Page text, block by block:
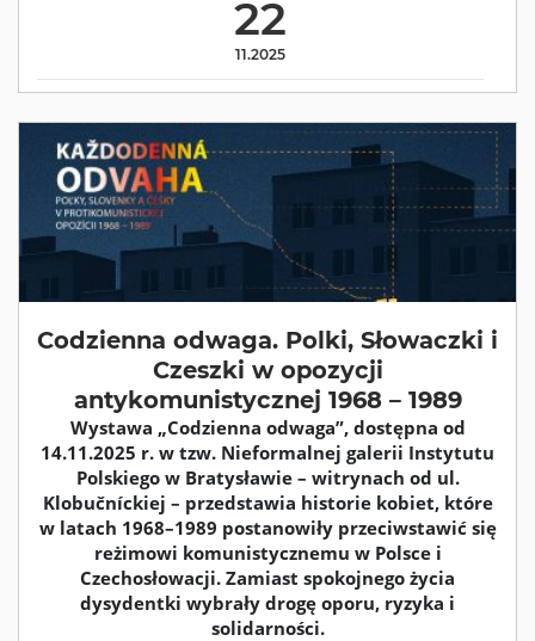
22
11.2025
Codzienna odwaga. Polki, Słowaczki i
Czeszki w opozycji
antykomunistycznej 1968 – 1989
Wystawa „Codzienna odwaga”, dostępna od
14.11.2025 r. w tzw. Nieformalnej galerii Instytutu
Polskiego w Bratysławie – witrynach od ul.
Klobučníckiej – przedstawia historie kobiet, które
w latach 1968–1989 postanowiły przeciwstawić się
reżimowi komunistycznemu w Polsce i
Czechosłowacji. Zamiast spokojnego życia
dysydentki wybrały drogę oporu, ryzyka i
solidarności.